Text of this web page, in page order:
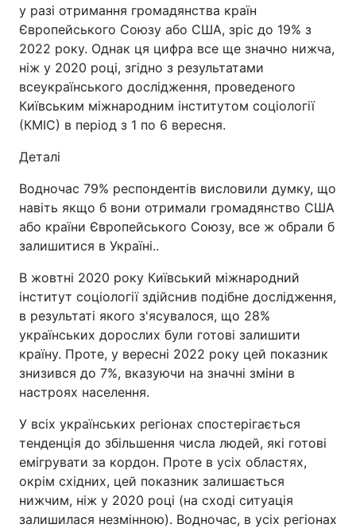
у разі отримання громадянства країн
Європейського Союзу або США, зріс до 19% з
2022 року. Однак ця цифра все ще значно нижча,
ніж у 2020 році, згідно з результатами
всеукраїнського дослідження, проведеного
Київським міжнародним інститутом соціології
(КМІС) в період з 1 по 6 вересня.
Деталі
Водночас 79% респондентів висловили думку, що
навіть якщо б вони отримали громадянство США
або країни Європейського Союзу, все ж обрали б
залишитися в Україні..
В жовтні 2020 року Київський міжнародний
інститут соціології здійснив подібне дослідження,
в результаті якого з'ясувалося, що 28%
українських дорослих були готові залишити
країну. Проте, у вересні 2022 року цей показник
знизився до 7%, вказуючи на значні зміни в
настроях населення.
У всіх українських регіонах спостерігається
тенденція до збільшення числа людей, які готові
емігрувати за кордон. Проте в усіх областях,
окрім східних, цей показник залишається
нижчим, ніж у 2020 році (на сході ситуація
залишилася незмінною). Водночас, в усіх регіонах